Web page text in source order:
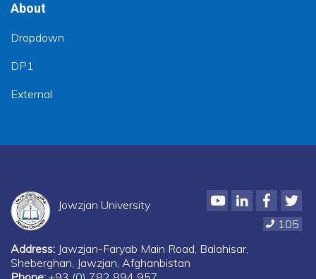
About
Dropdown
DP1
External
Jowzjan University YoutubeLinkedIn
105
Address: Jawzjan-Faryab Main Road, Balahisar,
Sheberghan, Jawzjan, Afghanbistan